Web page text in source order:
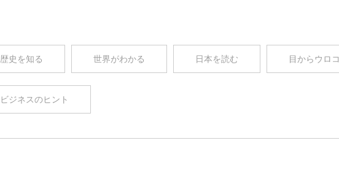
歴史を知る 世界がわかる 日本を読む 目からウロ
ビジネスのヒント